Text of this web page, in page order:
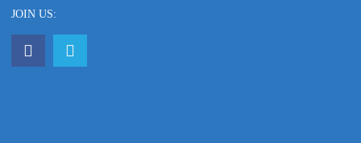
JOIN US: